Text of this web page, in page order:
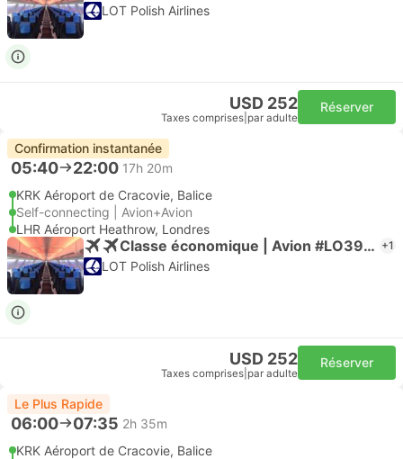
LOT Polish Airlines
USD 252
Taxes comprises par adulte
Réserver
Confirmation instantanée
05:40 22:00 17h 20m
KRK Aéroport de Cracovie, Balice
Self-connecting | Avion+Avion
LHR Aéroport Heathrow, Londres
Classe économique | Avion #LO3910 +1
LOT Polish Airlines
USD 252
Taxes comprises par adulte
Réserver
Le Plus Rapide
06:00 07:35 2h 35m
KRK Aéroport de Cracovie, Balice